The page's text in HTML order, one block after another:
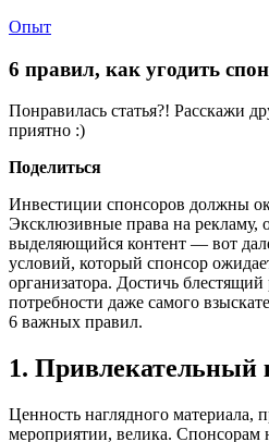
Опыт
6 правил, как угодить
Понравилась статья?! Расскажи
приятно :)
Поделиться
Инвестиции спонсоров должны
Эксклюзивные права на рекламу,
выделяющийся контент — вот
условий, который спонсор
организатора. Достичь блестящий
потребности даже самого
6 важных правил.
1. Привлекательный
Ценность наглядного материала,
мероприятии, велика.